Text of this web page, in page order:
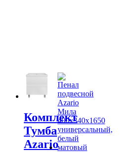
Комплект
Тумба
Azario